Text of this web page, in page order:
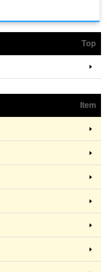
Top
Item